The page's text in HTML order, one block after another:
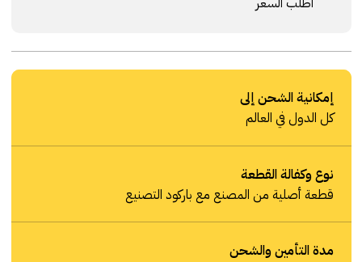
إمكانية الشحن إلى
كل الدول في العالم
نوع وكفالة القطعة
قطعة أصلية من المصنع مع باركود التصنيع
مدة التأمين والشحن